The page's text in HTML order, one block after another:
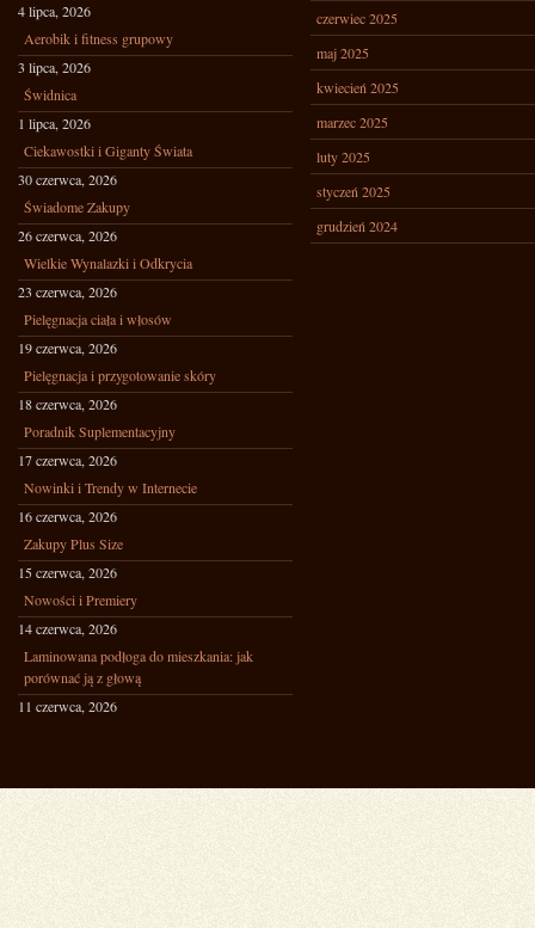
4 lipca, 2026
Aerobik i fitness grupowy
3 lipca, 2026
Świdnica
1 lipca, 2026
Ciekawostki i Giganty Świata
30 czerwca, 2026
Świadome Zakupy
26 czerwca, 2026
Wielkie Wynalazki i Odkrycia
23 czerwca, 2026
Pielęgnacja ciała i włosów
19 czerwca, 2026
Pielęgnacja i przygotowanie skóry
18 czerwca, 2026
Poradnik Suplementacyjny
17 czerwca, 2026
Nowinki i Trendy w Internecie
16 czerwca, 2026
Zakupy Plus Size
15 czerwca, 2026
Nowości i Premiery
14 czerwca, 2026
Laminowana podłoga do mieszkania: jak
porównać ją z głową
11 czerwca, 2026
czerwiec 2025
maj 2025
kwiecień 2025
marzec 2025
luty 2025
styczeń 2025
grudzień 2024